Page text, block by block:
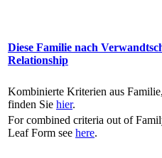
Diese Familie nach
Relationship
Kombinierte Kriterien aus
finden Sie hier.
For combined criteria out of
Leaf Form see here.